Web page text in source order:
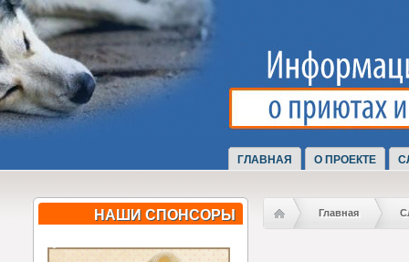
ГЛАВНАЯ О ПРОЕКТЕ
НАШИ СПОНСОРЫ Главная